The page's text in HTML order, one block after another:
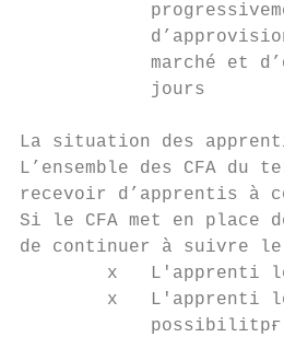
marché et
            jours
La situation des
L’ensemble des CFA
recevoir d’apprentis à
Si le CFA met en place
de continuer à suivre
x   L'apprenti
x   L'apprenti